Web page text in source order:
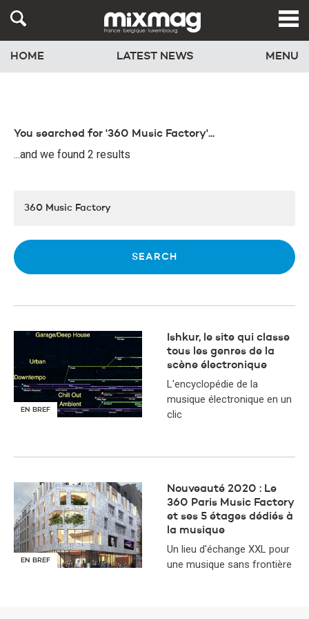
HOME LATEST NEWS MENU
You searched for '360 Music Factory'...
...and we found 2 results
EN BREF
Ishkur, le site qui classe
tous les genres de la
scène électronique
L'encyclopédie de la
musique électronique en un
clic
EN BREF
Nouveauté 2020 : Le
360 Paris Music Factory
et ses 5 étages dédiés à
la musique
Un lieu d'échange XXL pour
une musique sans frontière